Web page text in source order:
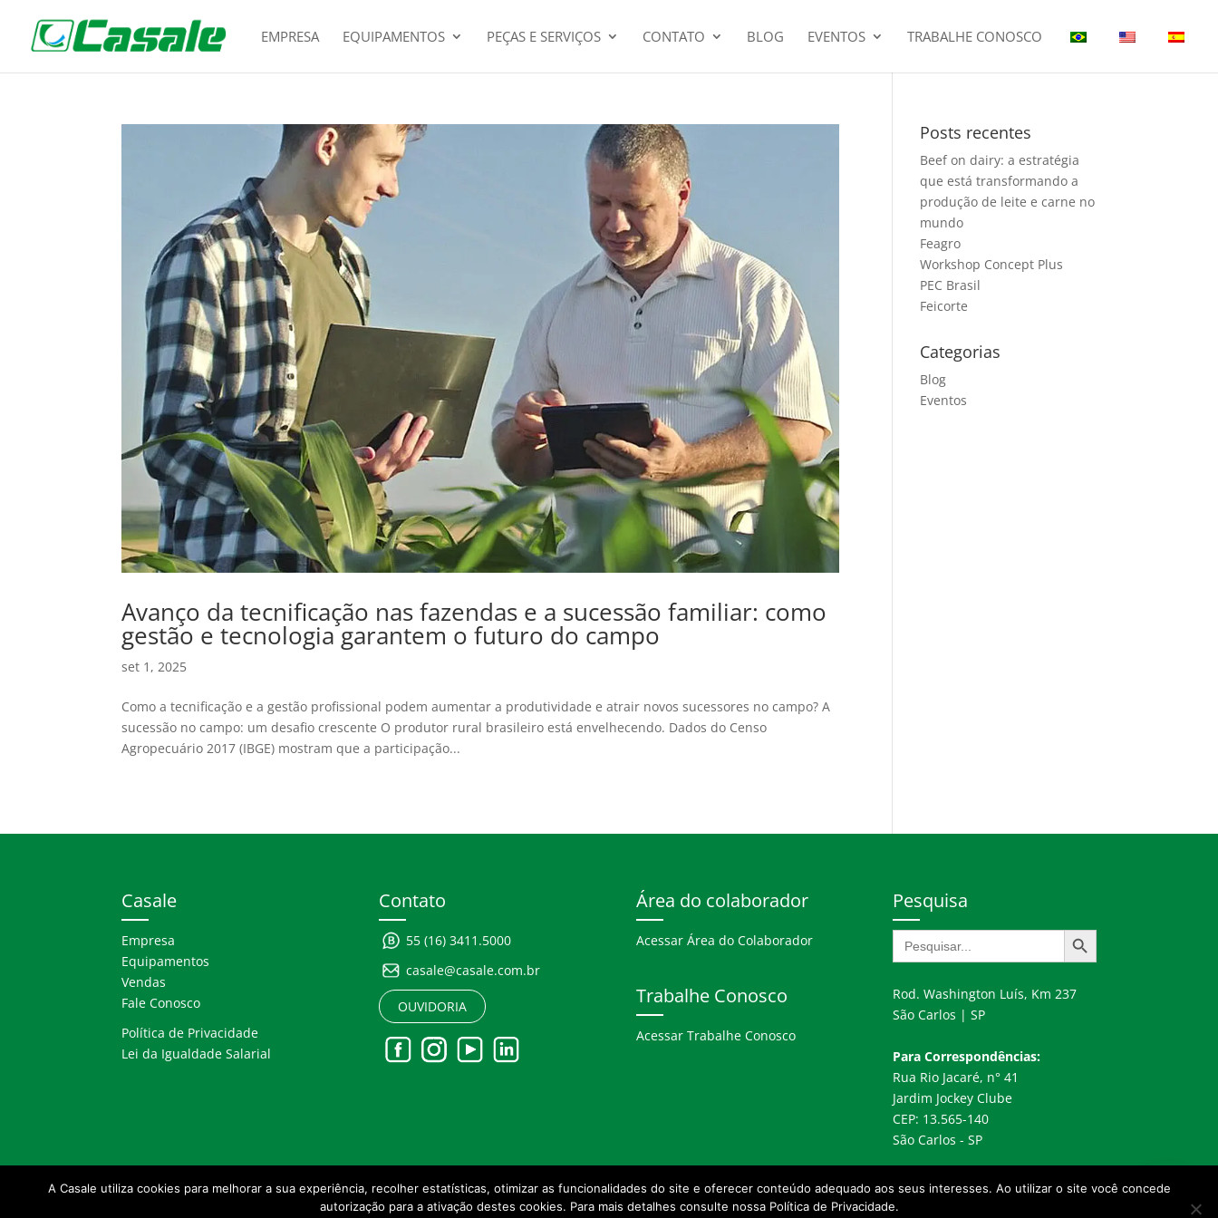
EMPRESA EQUIPAMENTOS PEÇAS E SERVIÇOS CONTATO BLOG EVENTOS TRABALHE CONOSCO
Avanço da tecnificação nas fazendas e a sucessão familiar: como
gestão e tecnologia garantem o futuro do campo
set 1, 2025
Como a tecnificação e a gestão profissional podem aumentar a produtividade e atrair novos sucessores no campo? A
sucessão no campo: um desafio crescente O produtor rural brasileiro está envelhecendo. Dados do Censo
Agropecuário 2017 (IBGE) mostram que a participação...
Posts recentes
Beef on dairy: a estratégia
que está transformando a
produção de leite e carne no
mundo
Feagro
Workshop Concept Plus
PEC Brasil
Feicorte
Categorias
Blog
Eventos
Casale
Empresa
Equipamentos
Vendas
Fale Conosco
Política de Privacidade
Lei da Igualdade Salarial
Contato
55 (16) 3411.5000
casale@casale.com.br
OUVIDORIA
Área do colaborador
Acessar Área do Colaborador
Trabalhe Conosco
Acessar Trabalhe Conosco
Pesquisa
Search
for:
Search Button
Rod. Washington Luís, Km 237
São Carlos | SP
Para Correspondências:
Rua Rio Jacaré, n° 41
Jardim Jockey Clube
CEP: 13.565-140
São Carlos - SP
A Casale utiliza cookies para melhorar a sua experiência, recolher estatísticas, otimizar as funcionalidades do site e oferecer conteúdo adequado aos seus interesses. Ao utilizar o site você concede
autorização para a ativação destes cookies. Para mais detalhes consulte nossa Política de Privacidade.